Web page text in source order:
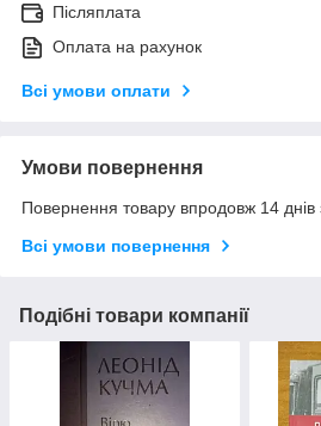
Післяплата
Оплата на рахунок
Всі умови оплати
Умови повернення
Повернення товару впродовж 14 днів
Всі умови повернення
Подібні товари компанії